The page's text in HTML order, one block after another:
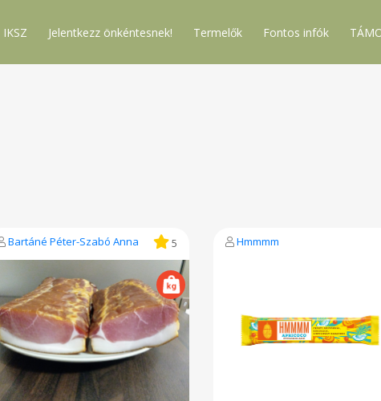
IKSZ Jelentkezz önkéntesnek! Termelők Fontos infók
Bartáné Péter-Szabó Anna 5 Hmmmm